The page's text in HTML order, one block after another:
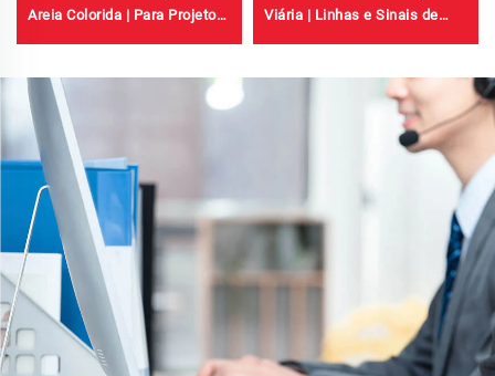
Areia Colorida | Para Projetos
Viária | Linhas e Sinais de